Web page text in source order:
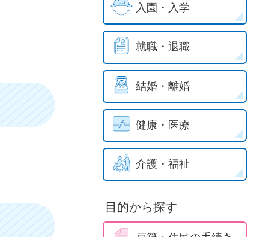
入園・入学
就職・退職
結婚・離婚
健康・医療
介護・福祉
目的から探す